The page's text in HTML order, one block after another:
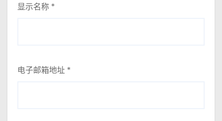
显示名称 *
电子邮箱地址 *